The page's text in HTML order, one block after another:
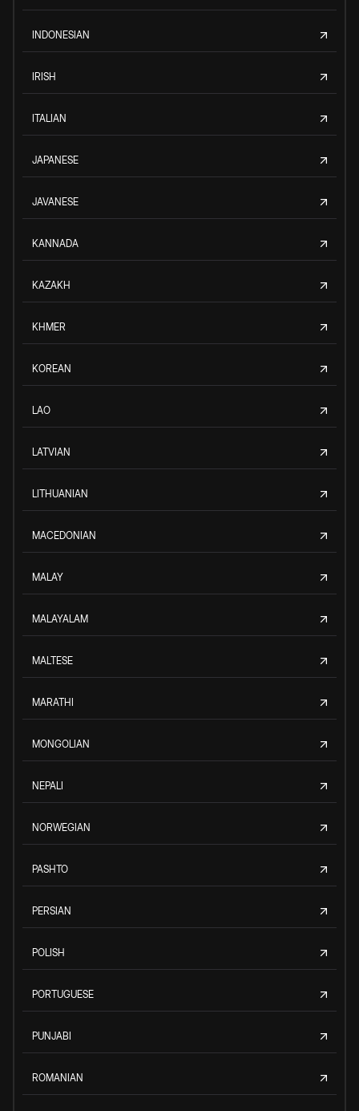
INDONESIAN
IRISH
ITALIAN
JAPANESE
JAVANESE
KANNADA
KAZAKH
KHMER
KOREAN
LAO
LATVIAN
LITHUANIAN
MACEDONIAN
MALAY
MALAYALAM
MALTESE
MARATHI
MONGOLIAN
NEPALI
NORWEGIAN
PASHTO
PERSIAN
POLISH
PORTUGUESE
PUNJABI
ROMANIAN